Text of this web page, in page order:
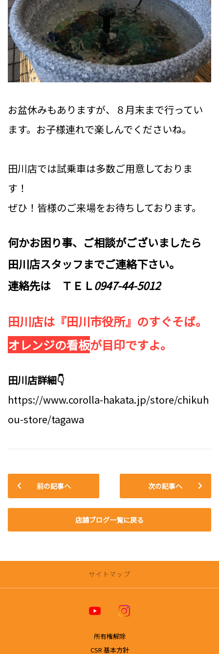
お盆休みもありますが、８月末まで行ってい
ます。お子様連れで楽しんでくださいね。
田川店では試乗車は多数ご用意しておりま
す！
ぜひ！皆様のご来場をお待ちしております。
何かお困り事、ご相談がございましたら
田川店スタッフまでご連絡下さい。
連絡先は ＴＥＬ0947-44-5012
田川店は『田川市役所』のすぐそば。
オレンジの看板が目印ですよ。
田川店詳細👇
https://www.corolla-hakata.jp/store/chikuh
ou-store/tagawa
前の記事へ
店舗ブログ一覧に戻る
次の記事へ
サイトマップ
トヨタカローラ博多 公式ホームページ
所有権解除
CSR 基本方針